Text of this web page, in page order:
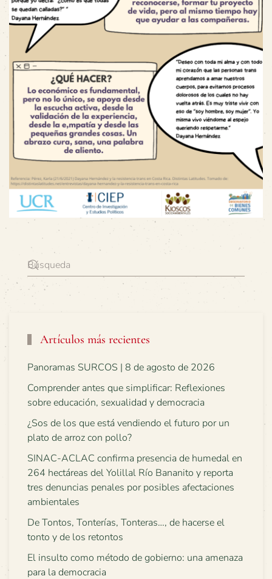
Artículos más recientes
Panoramas SURCOS | 8 de agosto de 2026
Comprender antes que simplificar: Reflexiones
sobre educación, sexualidad y democracia
¿Sos de los que está vendiendo el futuro por un
plato de arroz con pollo?
SINAC-ACLAC confirma presencia de humedal en
264 hectáreas del Yolillal Río Bananito y reporta
tres denuncias penales por posibles afectaciones
ambientales
De Tontos, Tonterías, Tonteras…, de hacerse el
tonto y de los retontos
El insulto como método de gobierno: una amenaza
para la democracia